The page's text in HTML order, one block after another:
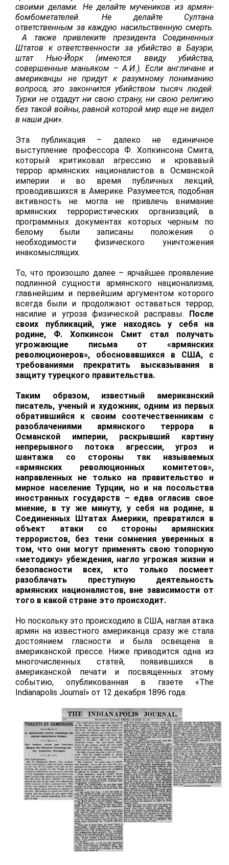
своими делами. Не делайте мучеников из армян-
бомбометателей. Не делайте Султана
ответственным за каждую насильственную смерть.
А также привлеките президента Соединенных
Штатов к ответственности за убийство в Бауэри,
штат Нью-Йорк (имеются ввиду убийства,
совершенные маньяком – А.И.). Если англичане и
американцы не придут к разумному пониманию
вопроса, это закончится убийством тысяч людей.
Турки не отдадут ни свою страну, ни свою религию
без такой войны, равной которой мир еще не видел
в наши дни».
Эта публикация – далеко не единичное
выступление профессора Ф. Хопкинсона Смита,
который критиковал агрессию и кровавый
террор армянских националистов в Османской
империи и во время публичных лекций,
проводившихся в Америке. Разумеется, подобная
активность не могла не привлечь внимание
армянских террористических организаций, в
программных документах которых черным по
белому были записаны положения о
необходимости физического уничтожения
инакомыслящих.
То, что произошло далее – ярчайшее проявление
подлинной сущности армянского национализма,
главнейшим и первейшим аргументом которого
всегда были и продолжают оставаться террор,
насилие и угроза физической расправы. После
своих публикаций, уже находясь у себя на
родине, Ф. Хопкинсон Смит стал получать
угрожающие письма от «армянских
революционеров», обосновавшихся в США, с
требованиями прекратить высказывания в
защиту турецкого правительства.
Таким образом, известный американский
писатель, ученый и художник, одним из первых
обратившийся к своим соотечественникам с
разоблачениями армянского террора в
Османской империи, раскрывший картину
непрерывного потока агрессии, угроз и
шантажа со стороны так называемых
«армянских революционных комитетов»,
направленных не только на правительство и
мирное население Турции, но и на посольства
иностранных государств – едва огласив свое
мнение, в ту же минуту, у себя на родине, в
Соединенных Штатах Америки, превратился в
объект атаки со стороны армянских
террористов, без тени сомнения уверенных в
том, что они могут применять свою топорную
«методику» убеждения, нагло угрожая жизни и
безопасности всех, кто только посмеет
разоблачать преступную деятельность
армянских националистов, вне зависимости от
того в какой стране это происходит.
Но поскольку это происходило в США, наглая атака
армян на известного американца сразу же стала
достоянием гласности и была освещена в
американской прессе. Ниже приводится одна из
многочисленных статей, появившихся в
американской печати и посвященных этому
событию, опубликованная в газете «The
Indianapolis Journal» от 12 декабря 1896 года: